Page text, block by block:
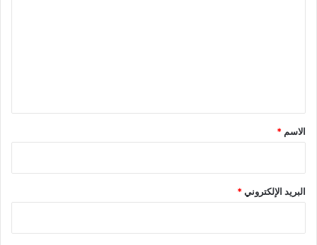
*
الاسم *
البريد الإلكتروني*